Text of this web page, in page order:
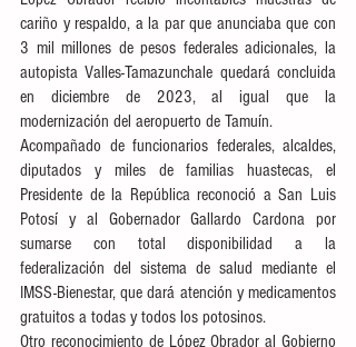
cariño y respaldo, a la par que anunciaba que con
3 mil millones de pesos federales adicionales, la
autopista Valles-Tamazunchale quedará concluida
en diciembre de 2023, al igual que la
modernización del aeropuerto de Tamuín.
Acompañado de funcionarios federales, alcaldes,
diputados y miles de familias huastecas, el
Presidente de la República reconoció a San Luis
Potosí y al Gobernador Gallardo Cardona por
sumarse con total disponibilidad a la
federalización del sistema de salud mediante el
IMSS-Bienestar, que dará atención y medicamentos
gratuitos a todas y todos los potosinos.
Otro reconocimiento de López Obrador al Gobierno